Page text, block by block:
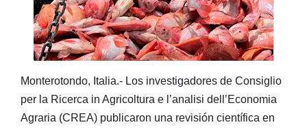
Monterotondo, Italia.- Los investigadores de Consiglio
per la Ricerca in Agricoltura e l’analisi dell’Economia
Agraria (CREA) publicaron una revisión científica en